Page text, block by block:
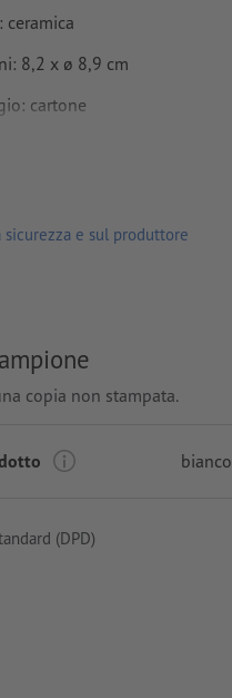
ceramica
8,2 x ø 8,9 cm
cartone
di stampa: sulla tazza
e sul produttore
copia non stampata.
bianco
(DPD)